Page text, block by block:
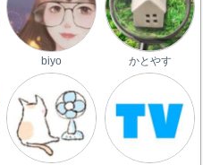
biyo かとやす